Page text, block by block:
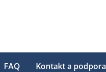
FAQ Kontakt a podpora